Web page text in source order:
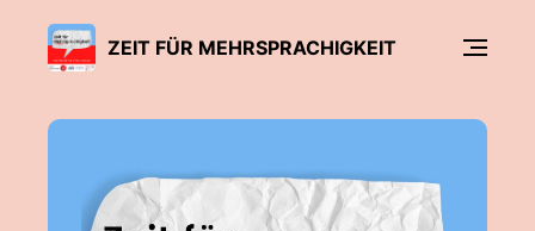
ZEIT FÜR MEHRSPRACHIGKEIT